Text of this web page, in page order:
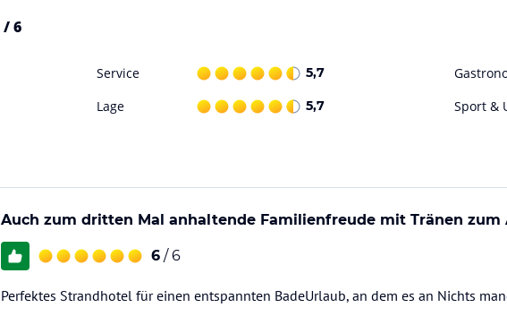
/ 6
Service 5,7
Lage 5,7 Sport &
Auch zum dritten Mal anhaltende Familienfreude mit Tränen zum
6 / 6
Perfektes Strandhotel für einen entspannten BadeUrlaub, an dem es an Nichts